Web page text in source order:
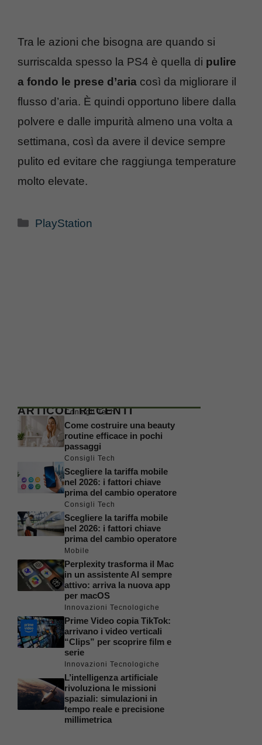
Tra le azioni che bisogna are quando si
surriscalda spesso la PS4 è quella di pulire
a fondo le prese d’aria così da migliorare il
flusso d’aria. È quindi opportuno libere dalla
polvere e dalle impurità almeno una volta a
settimana, così da avere il device sempre
pulito ed evitare che raggiunga temperature
molto elevate.
Categorie
PlayStation
ARTICOLI RECENTI
Consigli Tech
Come costruire una beauty
routine efficace in pochi
passaggi
Consigli Tech
Scegliere la tariffa mobile
nel 2026: i fattori chiave
prima del cambio operatore
Consigli Tech
Scegliere la tariffa mobile
nel 2026: i fattori chiave
prima del cambio operatore
Mobile
Perplexity trasforma il Mac
in un assistente AI sempre
attivo: arriva la nuova app
per macOS
Innovazioni Tecnologiche
Prime Video copia TikTok:
arrivano i video verticali
“Clips” per scoprire film e
serie
Innovazioni Tecnologiche
L’intelligenza artificiale
rivoluziona le missioni
spaziali: simulazioni in
tempo reale e precisione
millimetrica